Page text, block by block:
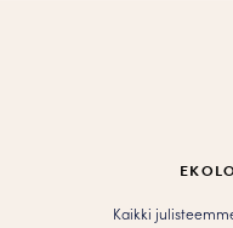
Kaikki